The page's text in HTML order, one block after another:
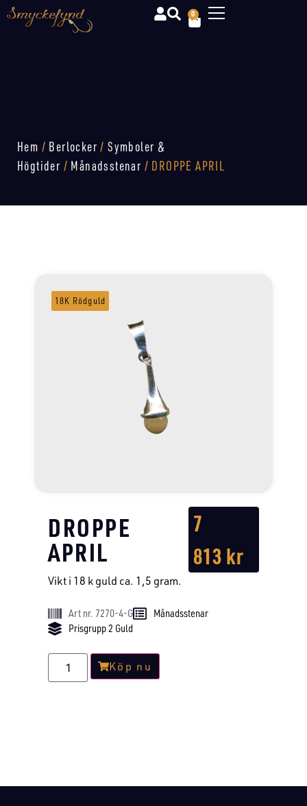
0
Hem / Berlocker /Symboler &
Högtider / Månadsstenar / DROPPE APRIL
18K Rödguld
DROPPE
APRIL
7
813kr
Vikt i 18 k guld ca. 1,5 gram.
Art nr. 7270-4-G
Månadsstenar
Prisgrupp 2 Guld
Köp nu